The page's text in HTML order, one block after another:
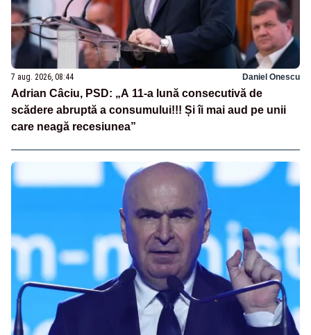
7 aug. 2026, 08:44 Daniel Onescu
Adrian Câciu, PSD: „A 11-a lună consecutivă de
scădere abruptă a consumului!!! Și îi mai aud pe unii
care neagă recesiunea”